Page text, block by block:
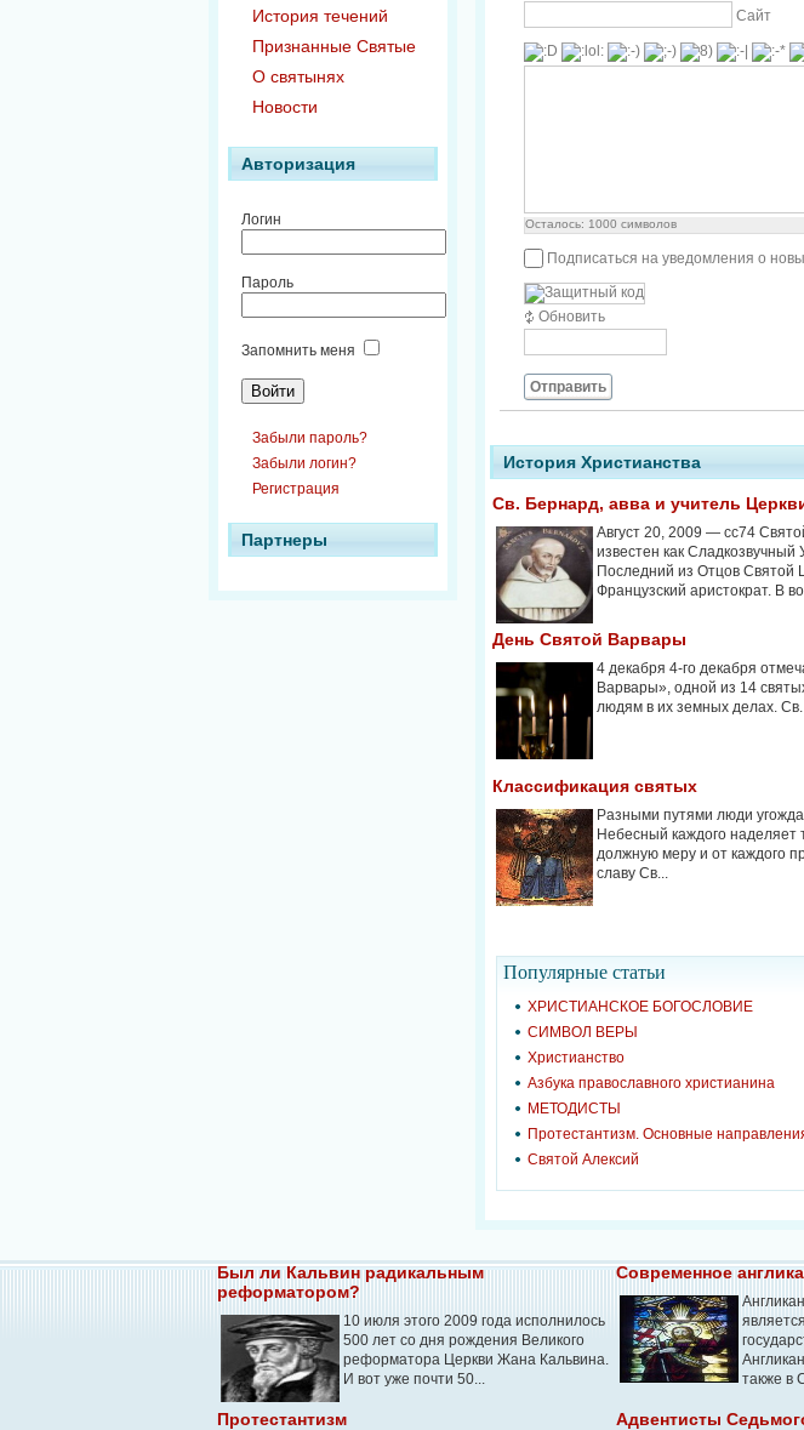
История течений
Признанные Святые
О святынях
Новости
Авторизация
Логин
Пароль
Запомнить меня
Забыли пароль?
Забыли логин?
Регистрация
Партнеры
Сайт
Осталось: 1000 символов
Подписаться на уведомления о
Обновить
Отправить
История Христианства
Св. Бернард, авва и учитель
Август 20, 2009 — cc74
известен как Сладкозвучный
Последний из Отцов Святой
Французский аристократ. В
День Святой Варвары
4 декабря 4-го декабря
Варвары», одной из 14
людям в их земных делах.
Классификация святых
Разными путями люди
Небесный каждого наделяет
должную меру и от каждого
славу Св...
Популярные cтатьи
ХРИСТИАНСКОЕ БОГОСЛОВИЕ
СИМВОЛ ВЕРЫ
Христианство
Азбука православного христианина
МЕТОДИСТЫ
Протестантизм. Основные
Святой Алексий
Был ли Кальвин радикальным
реформатором?
10 июля этого 2009 года исполнилось
500 лет со дня рождения Великого
реформатора Церкви Жана Кальвина.
И вот уже почти 50...
Современное
также в
Протестантизм Адвентисты